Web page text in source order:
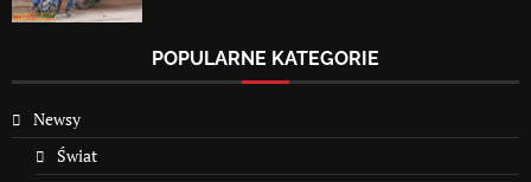
POPULARNE KATEGORIE
Newsy
Świat